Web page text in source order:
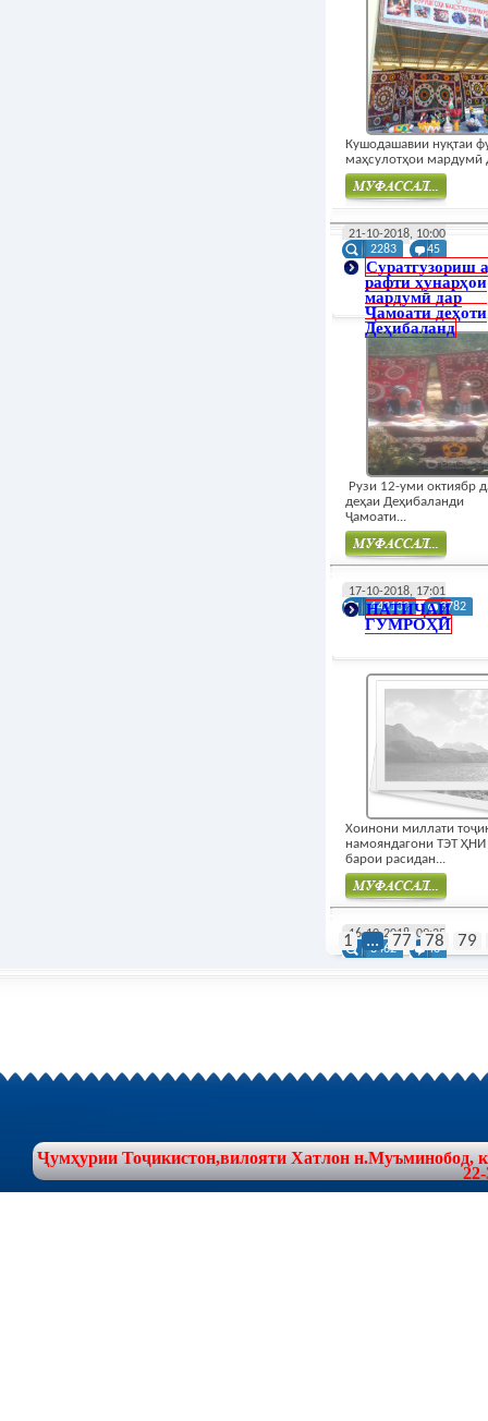
Кушодашавии нуқтаи
маҳсулотҳои мардумӣ
Муфасал
21-10-2018, 10:00
2283
45
Суратгузориш
рафти ҳунарҳои
мардумӣ дар
Ҷамоати деҳоти
Деҳибаланд
Рузи 12-уми октиябр
деҳаи Деҳибаланди
Ҷамоати...
17-10-2018, 17:01
142130
3782
НАТИҶАИ
ГУМРОҲӢ
Хоинони миллати
намояндагони ТЭТ ҲНИ
барои расидан...
16-10-2018, 09:25
8462
43
1 ... 77 78 79
Ҷумҳурии Тоҷикистон,вилояти Хатлон н.Муъминобод,